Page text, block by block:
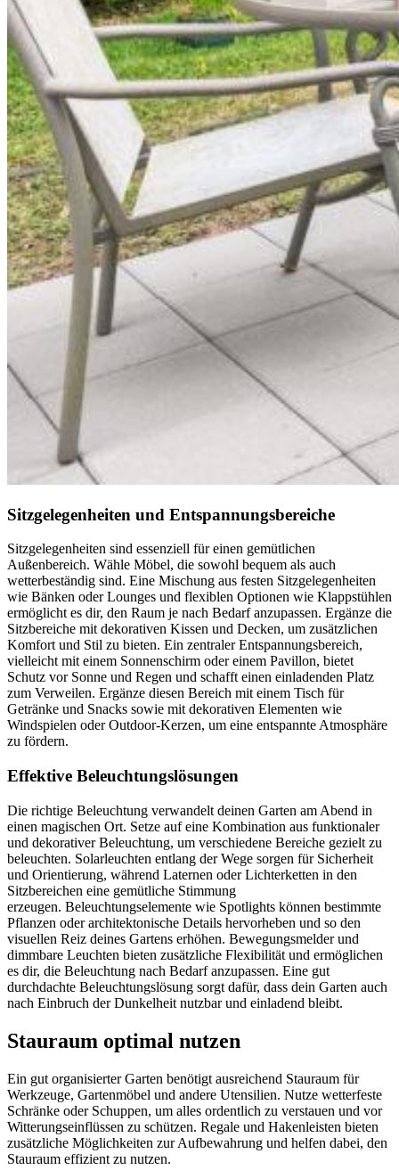
Sitzgelegenheiten und Entspannungsbereiche
Sitzgelegenheiten sind essenziell für einen gemütlichen
Außenbereich. Wähle Möbel, die sowohl bequem als auch
wetterbeständig sind. Eine Mischung aus festen Sitzgelegenheiten
wie Bänken oder Lounges und flexiblen Optionen wie Klappstühlen
ermöglicht es dir, den Raum je nach Bedarf anzupassen. Ergänze die
Sitzbereiche mit dekorativen Kissen und Decken, um zusätzlichen
Komfort und Stil zu bieten. Ein zentraler Entspannungsbereich,
vielleicht mit einem Sonnenschirm oder einem Pavillon, bietet
Schutz vor Sonne und Regen und schafft einen einladenden Platz
zum Verweilen. Ergänze diesen Bereich mit einem Tisch für
Getränke und Snacks sowie mit dekorativen Elementen wie
Windspielen oder Outdoor-Kerzen, um eine entspannte Atmosphäre
zu fördern.
Effektive Beleuchtungslösungen
Die richtige Beleuchtung verwandelt deinen Garten am Abend in
einen magischen Ort. Setze auf eine Kombination aus funktionaler
und dekorativer Beleuchtung, um verschiedene Bereiche gezielt zu
beleuchten. Solarleuchten entlang der Wege sorgen für Sicherheit
und Orientierung, während Laternen oder Lichterketten in den
Sitzbereichen eine gemütliche Stimmung
erzeugen. Beleuchtungselemente wie Spotlights können bestimmte
Pflanzen oder architektonische Details hervorheben und so den
visuellen Reiz deines Gartens erhöhen. Bewegungsmelder und
dimmbare Leuchten bieten zusätzliche Flexibilität und ermöglichen
es dir, die Beleuchtung nach Bedarf anzupassen. Eine gut
durchdachte Beleuchtungslösung sorgt dafür, dass dein Garten auch
nach Einbruch der Dunkelheit nutzbar und einladend bleibt.
Stauraum optimal nutzen
Ein gut organisierter Garten benötigt ausreichend Stauraum für
Werkzeuge, Gartenmöbel und andere Utensilien. Nutze wetterfeste
Schränke oder Schuppen, um alles ordentlich zu verstauen und vor
Witterungseinflüssen zu schützen. Regale und Hakenleisten bieten
zusätzliche Möglichkeiten zur Aufbewahrung und helfen dabei, den
Stauraum effizient zu nutzen.